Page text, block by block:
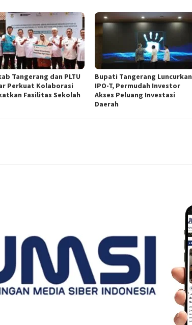
Tangerang dan PLTU
Perkuat Kolaborasi
Fasilitas Sekolah
Bupati Tangerang Luncurkan
IPO-T, Permudah Investor
Akses Peluang Investasi
Daerah